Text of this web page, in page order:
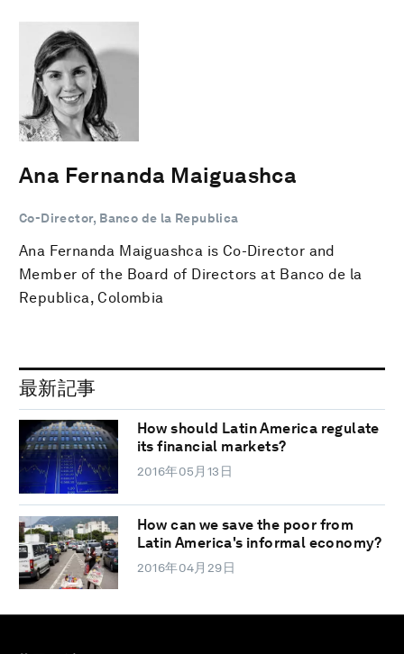
Ana Fernanda Maiguashca
Co-Director, Banco de la Republica
Ana Fernanda Maiguashca is Co-Director and
Member of the Board of Directors at Banco de la
Republica, Colombia
最新記事
How should Latin America regulate
its financial markets?
2016年05月13日
How can we save the poor from
Latin America's informal economy?
2016年04月29日